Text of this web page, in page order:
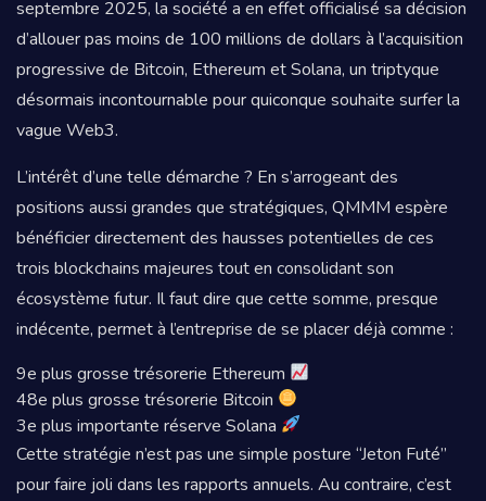
septembre 2025, la société a en effet officialisé sa décision
d’allouer pas moins de 100 millions de dollars à l’acquisition
progressive de Bitcoin, Ethereum et Solana, un triptyque
désormais incontournable pour quiconque souhaite surfer la
vague Web3.
L’intérêt d’une telle démarche ? En s’arrogeant des
positions aussi grandes que stratégiques, QMMM espère
bénéficier directement des hausses potentielles de ces
trois blockchains majeures tout en consolidant son
écosystème futur. Il faut dire que cette somme, presque
indécente, permet à l’entreprise de se placer déjà comme :
9e plus grosse trésorerie Ethereum
48e plus grosse trésorerie Bitcoin
3e plus importante réserve Solana
Cette stratégie n’est pas une simple posture “Jeton Futé”
pour faire joli dans les rapports annuels. Au contraire, c’est